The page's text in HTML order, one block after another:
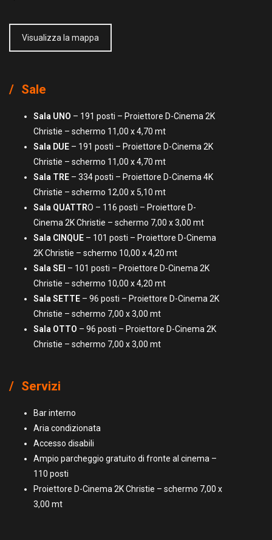
Visualizza la mappa
Sale
Sala UNO – 191 posti – Proiettore D-Cinema 2K
Christie – schermo 11,00 x 4,70 mt
Sala DUE – 191 posti – Proiettore D-Cinema 2K
Christie – schermo 11,00 x 4,70 mt
Sala TRE – 334 posti – Proiettore D-Cinema 4K
Christie – schermo 12,00 x 5,10 mt
Sala QUATTRO – 116 posti – Proiettore D-
Cinema 2K Christie – schermo 7,00 x 3,00 mt
Sala CINQUE – 101 posti – Proiettore D-Cinema
2K Christie – schermo 10,00 x 4,20 mt
Sala SEI – 101 posti – Proiettore D-Cinema 2K
Christie – schermo 10,00 x 4,20 mt
Sala SETTE – 96 posti – Proiettore D-Cinema 2K
Christie – schermo 7,00 x 3,00 mt
Sala OTTO – 96 posti – Proiettore D-Cinema 2K
Christie – schermo 7,00 x 3,00 mt
Servizi
Bar interno
Aria condizionata
Accesso disabili
Ampio parcheggio gratuito di fronte al cinema –
110 posti
Proiettore D-Cinema 2K Christie – schermo 7,00 x
3,00 mt